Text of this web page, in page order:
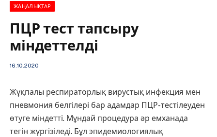
ЖАҢАЛЫҚТАР
ПЦР тест тапсыру
міндеттелді
16.10.2020
Жұқпалы респираторлық вирустық инфекция мен
пневмония белгілері бар адамдар ПЦР-тестілеуден
өтуге міндетті. Мұндай процедура әр емханада
тегін жүргізіледі. Бұл эпидемиологиялық